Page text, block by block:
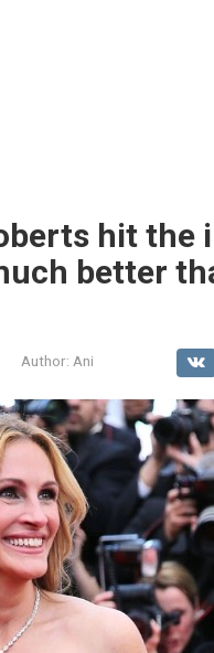
hit the
better
Author: Ani